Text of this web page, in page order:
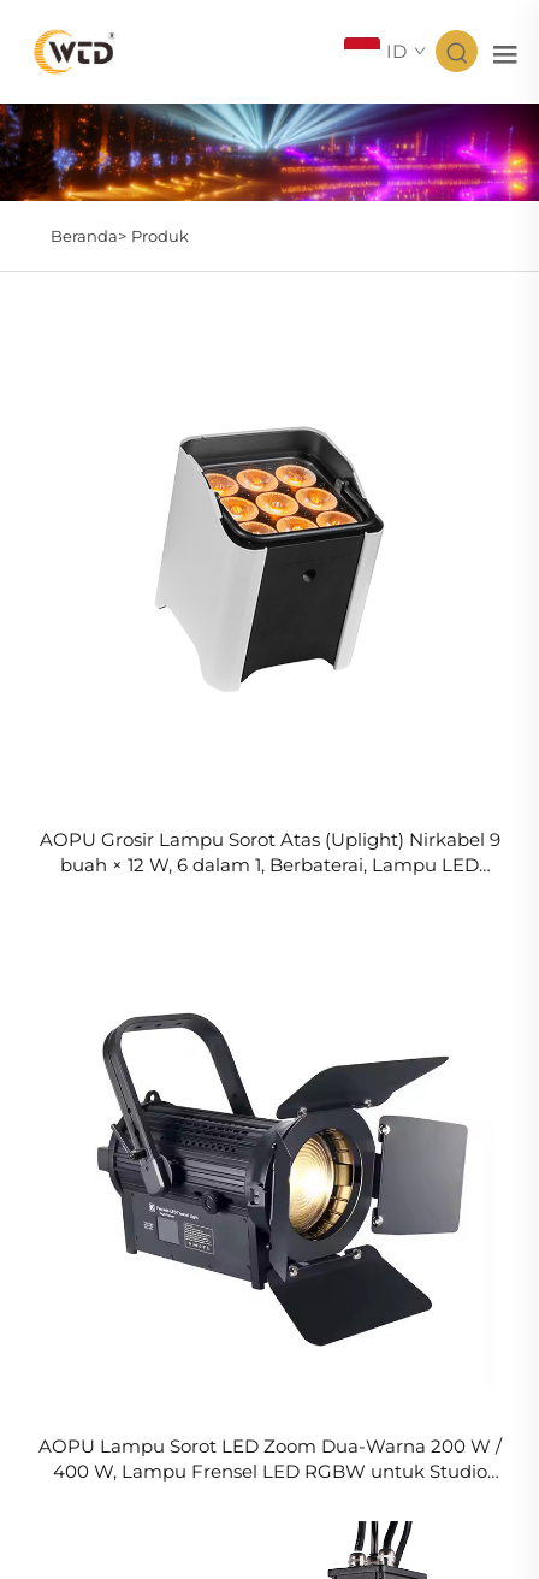
ID
Beranda> Produk
AOPU Grosir Lampu Sorot Atas (Uplight) Nirkabel 9
buah × 12 W, 6 dalam 1, Berbaterai, Lampu LED
AOPU Lampu Sorot LED Zoom Dua-Warna 200 W /
400 W, Lampu Frensel LED RGBW untuk Studio